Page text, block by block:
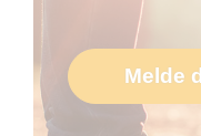
Melde